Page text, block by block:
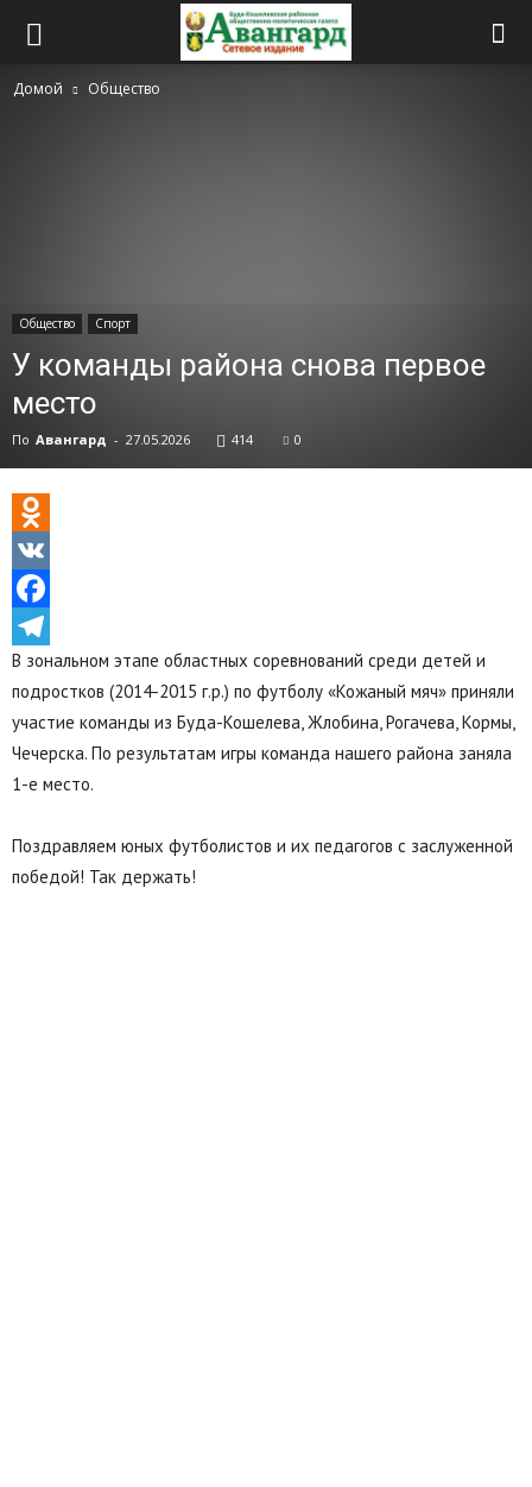
Домой Общество
Общество Спорт
У команды района снова первое
место
По Авангард - 27.05.2026 414 0
Odnoklassniki
VK
Facebook
Telegram
В зональном этапе областных соревнований среди детей и
подростков (2014-2015 г.р.) по футболу «Кожаный мяч» приняли
участие команды из Буда-Кошелева, Жлобина, Рогачева, Кормы,
Чечерска. По результатам игры команда нашего района заняла
1-е место.
Поздравляем юных футболистов и их педагогов с заслуженной
победой! Так держать!